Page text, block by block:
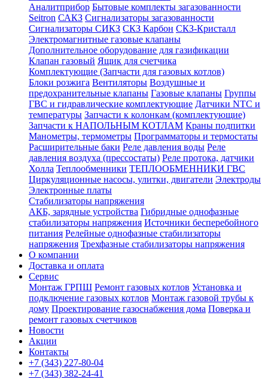
Аналитприбор Бытовые комплекты загазованности
Seitron САКЗ Сигнализаторы загазованности
Сигнализаторы СИКЗ СКЗ Карбон СКЗ-Кристалл
Электромагнитные газовые клапаны
Дополнительное оборудование для газификации
Клапан газовый Ящик для счетчика
Комплектующие (Запчасти для газовых котлов)
Блоки розжига Вентиляторы Воздушные и
предохранительные клапаны Газовые клапаны Группы
ГВС и гидравлические комплектующие Датчики NTC и
температуры Запчасти к колонкам (комплектующие)
Запчасти к НАПОЛЬНЫМ КОТЛАМ Краны подпитки
Манометры, термометры Программаторы и термостаты
Расширительные баки Реле давления воды Реле
давления воздуха (прессостаты) Реле протока, датчики
Холла Теплообменники ТЕПЛООБМЕННИКИ ГВС
Циркуляционные насосы, улитки, двигатели Электроды
Электронные платы
Стабилизаторы напряжения
АКБ, зарядные устройства Гибридные однофазные
стабилизаторы напряжения Источники бесперебойного
питания Релейные однофазные стабилизаторы
напряжения Трехфазные стабилизаторы напряжения
О компании
Доставка и оплата
Сервис
Монтаж ГРПШ Ремонт газовых котлов Установка и
подключение газовых котлов Монтаж газовой трубы к
дому Проектирование газоснабжения дома Поверка и
ремонт газовых счетчиков
Новости
Акции
Контакты
+7 (343) 227-80-04
+7 (343) 382-24-41